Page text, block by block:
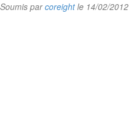
Soumis parcoreightle 14/02/2012